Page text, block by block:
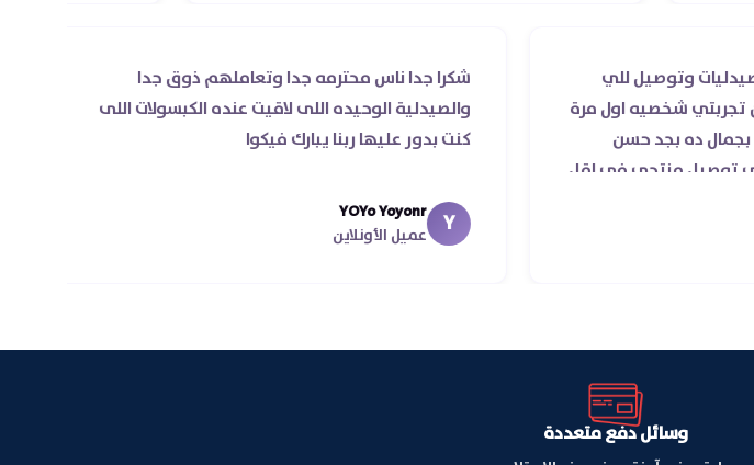
افضل صيدليات وتوصيل للي
عن تجربتي شخصيه اول مرة
وتوصيل بجمال ده بجد حسن
في توصيل منتجي في اقل
للقاهره ..
شكرا جدا ناس محترمه جدا وتعاملهم ذوق جدا
والصيدلية الوحيده اللى لاقيت عنده الكبسولات اللى
كنت بدور عليها ربنا يبارك فيكوا
Y
YOYo Yoyonr
عميل الأونلاين
وسائل دفع متعددة